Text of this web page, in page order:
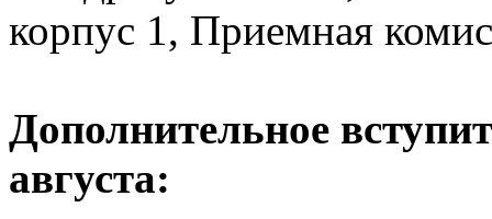
корпус 1, Приемная
Дополнительное
августа: